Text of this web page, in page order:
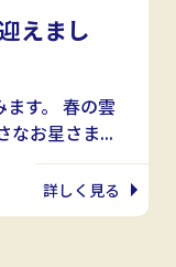
えまし
す。 春の雲
なお星さま...
詳しく見る